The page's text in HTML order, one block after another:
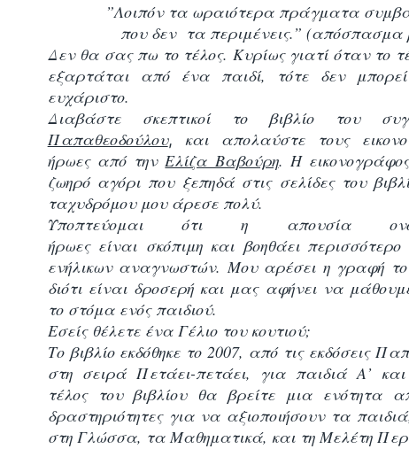
”Λοιπόν τα ωραιότερα πράγματα
που δεν τα περιμένεις.” (απόσπασμα
Δεν θα σας πω το τέλος. Κυρίως γιατί όταν το
εξαρτάται από ένα παιδί, τότε δεν
ευχάριστο.
Διαβάστε σκεπτικοί το βιβλίο του
Παπαθεοδούλου, και απολαύστε τους
ήρωες από τηνΕλίζα Βαβούρη. Η
ζωηρό αγόρι που ξεπηδά στις σελίδες του
ταχυδρόμου μου άρεσε πολύ.
Υποπτεύομαι ότι η απουσία
ήρωες είναι σκόπιμη και βοηθάει
ενήλικων αναγνωστών. Μου αρέσει η γραφή
διότι είναι δροσερή και μας αφήνει να
το στόμα ενός παιδιού.
Εσείς θέλετε ένα Γέλιο του κουτιού;
Το βιβλίο εκδόθηκε το 2007, από τις εκδόσεις
στη σειρά Πετάει-πετάει, για παιδιά Α’ και
τέλος του βιβλίου θα βρείτε μια ενότητα
δραστηριότητες για να αξιοποιήσουν τα
στη Γλώσσα, τα Μαθηματικά, και τη Μελέτη